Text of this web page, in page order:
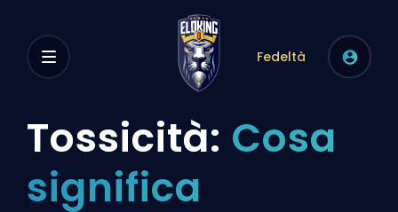
Fedeltà
Tossicità: Cosa
significa